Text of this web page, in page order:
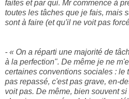
faites et par qui. Mr commence à
toutes les tâches que je fais, mais
sont à faire (et qu'il ne voit pas
- « On a réparti une majorité de
à la perfection". De même je ne
certaines conventions sociales : le
pas repassé, c'est pas grave, en-
voit pas. De même, bien souvent